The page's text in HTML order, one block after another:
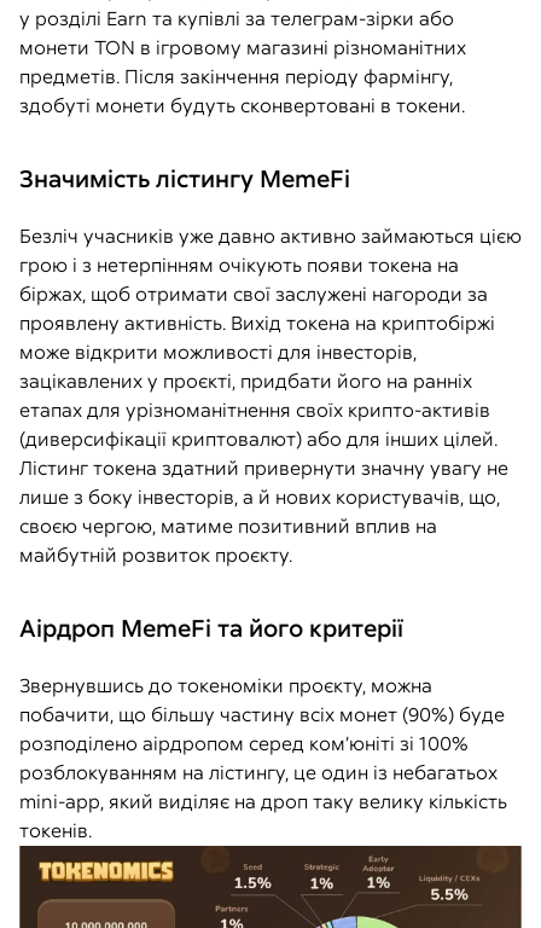
у розділі Earn та купівлі за телеграм-зірки або
монети TON в ігровому магазині різноманітних
предметів. Після закінчення періоду фармінгу,
здобуті монети будуть сконвертовані в токени.
Значимість лістингу MemeFi
Безліч учасників уже давно активно займаються цією
грою і з нетерпінням очікують появи токена на
біржах, щоб отримати свої заслужені нагороди за
проявлену активність. Вихід токена на криптобіржі
може відкрити можливості для інвесторів,
зацікавлених у проєкті, придбати його на ранніх
етапах для урізноманітнення своїх крипто-активів
(диверсифікації криптовалют) або для інших цілей.
Лістинг токена здатний привернути значну увагу не
лише з боку інвесторів, а й нових користувачів, що,
своєю чергою, матиме позитивний вплив на
майбутній розвиток проєкту.
Аірдроп MemeFi та його критерії
Звернувшись до токеноміки проєкту, можна
побачити, що більшу частину всіх монет (90%) буде
розподілено аірдропом серед ком’юніті зі 100%
розблокуванням на лістингу, це один із небагатьох
mini-app, який виділяє на дроп таку велику кількість
токенів.